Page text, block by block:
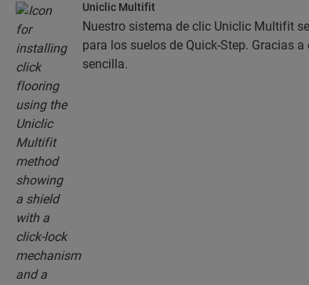
Uniclic Multifit
Nuestro sistema de clic Uniclic Multifit
para los suelos de Quick-Step. Gracias
sencilla.